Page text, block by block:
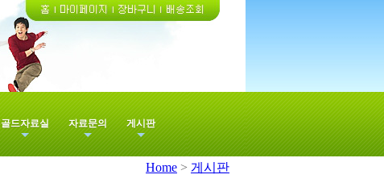
골드자료실 자료문의 게시판
Home > 게시판